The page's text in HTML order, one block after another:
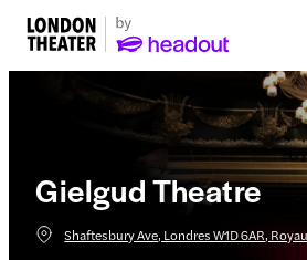
Gielgud Theatre
Shaftesbury Ave, Londres W1D 6AR,